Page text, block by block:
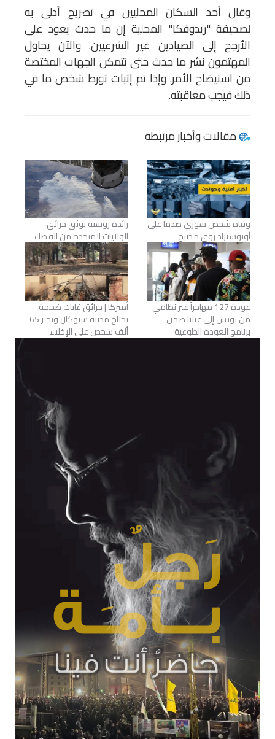
وقال أحد السكان المحليين في تصريح أدلى به
لصحيفة "ريدوفكا" المحلية إن ما حدث يعود على
الأرجح إلى الصيادين غير الشرعيين. والآن يحاول
المهتمون نشر ما حدث حتى تتمكن الجهات المختصة
من استيضاح الأمر. وإذا تم إثبات تورط شخص ما في
ذلك فيجب معاقبته.
مقالات وأخبار مرتبطة
وفاة شخص سوري صدما على
أوتوستراد زوق مصبح
رائدة روسية توثق حرائق
الولايات المتحدة من الفضاء
عودة 127 مهاجراً غير نظامي
من تونس إلى غينيا ضمن
برنامج العودة الطوعية
أميركا | حرائق غابات ضخمة
تجتاح مدينة سبوكان وتجبر 65
ألف شخص على الإخلاء